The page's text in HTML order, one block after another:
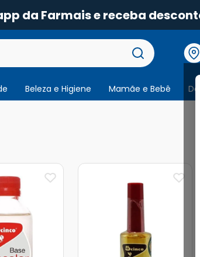
da Farmais e receba
Beleza e Higiene Mamãe e Bebê